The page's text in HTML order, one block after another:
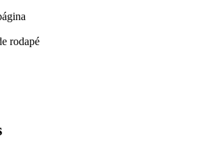
rodapé